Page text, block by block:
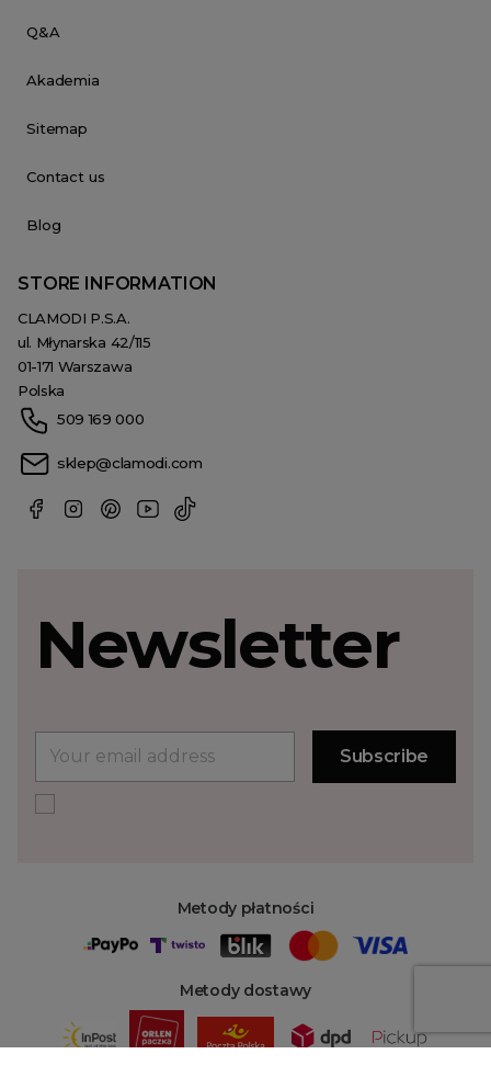
Q&A
Akademia
Sitemap
Contact us
Blog
STORE INFORMATION
CLAMODI P.S.A.
ul. Młynarska 42/115
01-171 Warszawa
Polska
509 169 000
sklep@clamodi.com
Metody płatności
Metody dostawy
Newsletter